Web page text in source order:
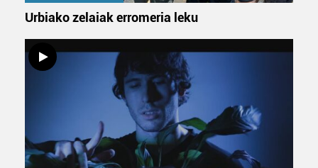
Urbiako zelaiak erromeria leku